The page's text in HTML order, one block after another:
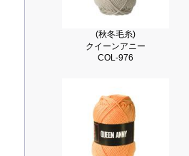
(秋冬毛糸)
クイーンアニー
COL-976